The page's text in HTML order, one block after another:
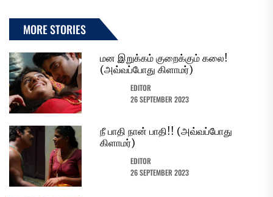
MORE STORIES
மன இறுக்கம் குறைக்கும் கலை!
(அவ்வப்போது கிளாமர்)
EDITOR
26 SEPTEMBER 2023
நீ பாதி நான் பாதி!! (அவ்வப்போது
கிளாமர்)
EDITOR
26 SEPTEMBER 2023